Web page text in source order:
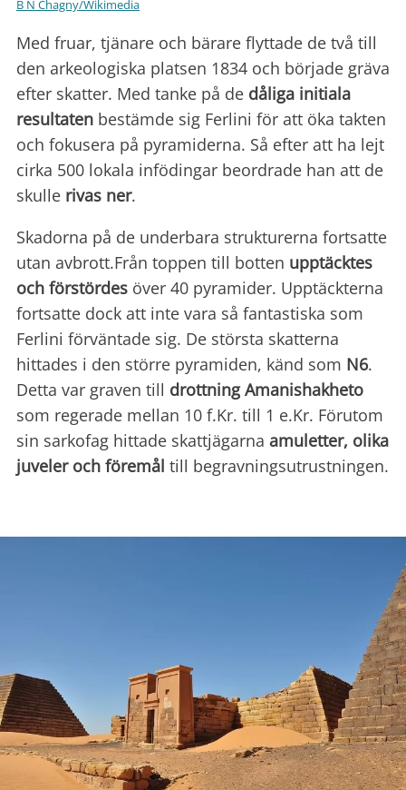
B N Chagny/Wikimedia
Med fruar, tjänare och bärare flyttade de två till
den arkeologiska platsen 1834 och började gräva
efter skatter. Med tanke på de dåliga initiala
resultaten bestämde sig Ferlini för att öka takten
och fokusera på pyramiderna. Så efter att ha lejt
cirka 500 lokala infödingar beordrade han att de
skulle rivas ner.
Skadorna på de underbara strukturerna fortsatte
utan avbrott.Från toppen till botten upptäcktes
och förstördes över 40 pyramider. Upptäckterna
fortsatte dock att inte vara så fantastiska som
Ferlini förväntade sig. De största skatterna
hittades i den större pyramiden, känd som N6.
Detta var graven till drottning Amanishakheto
som regerade mellan 10 f.Kr. till 1 e.Kr. Förutom
sin sarkofag hittade skattjägarna amuletter, olika
juveler och föremål till begravningsutrustningen.